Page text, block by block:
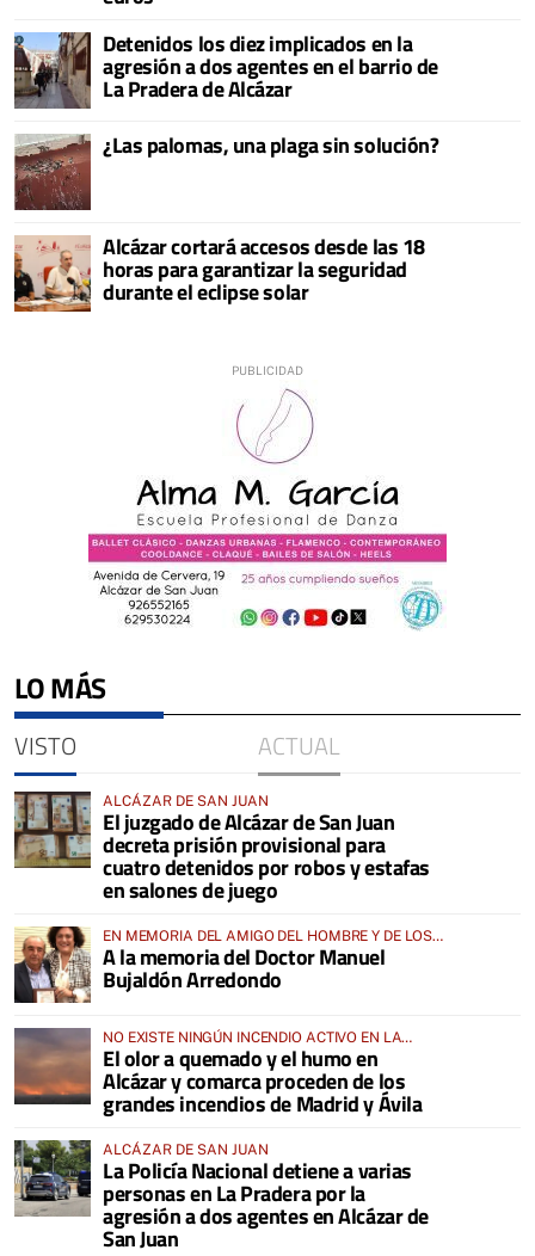
Detenidos los diez implicados en la
agresión a dos agentes en el barrio de
La Pradera de Alcázar
¿Las palomas, una plaga sin solución?
Alcázar cortará accesos desde las 18
horas para garantizar la seguridad
durante el eclipse solar
LO MÁS
VISTO ACTUAL
ALCÁZAR DE SAN JUAN
El juzgado de Alcázar de San Juan
decreta prisión provisional para
cuatro detenidos por robos y estafas
en salones de juego
EN MEMORIA DEL AMIGO DEL HOMBRE Y DE LOS
ANIMALES
A la memoria del Doctor Manuel
Bujaldón Arredondo
NO EXISTE NINGÚN INCENDIO ACTIVO EN LA
COMARCA
El olor a quemado y el humo en
Alcázar y comarca proceden de los
grandes incendios de Madrid y Ávila
ALCÁZAR DE SAN JUAN
La Policía Nacional detiene a varias
personas en La Pradera por la
agresión a dos agentes en Alcázar de
San Juan